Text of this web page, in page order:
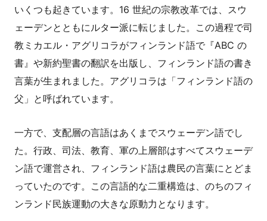
いくつも起きています。16 世紀の宗教改革では、スウ
ェーデンとともにルター派に転じました。この過程で司
教ミカエル・アグリコラがフィンランド語で『ABC の
書』や新約聖書の翻訳を出版し、フィンランド語の書き
言葉が生まれました。アグリコラは「フィンランド語の
父」と呼ばれています。
一方で、支配層の言語はあくまでスウェーデン語でし
た。行政、司法、教育、軍の上層部はすべてスウェーデ
ン語で運営され、フィンランド語は農民の言葉にとどま
っていたのです。この言語的な二重構造は、のちのフィ
ンランド民族運動の大きな原動力となります。